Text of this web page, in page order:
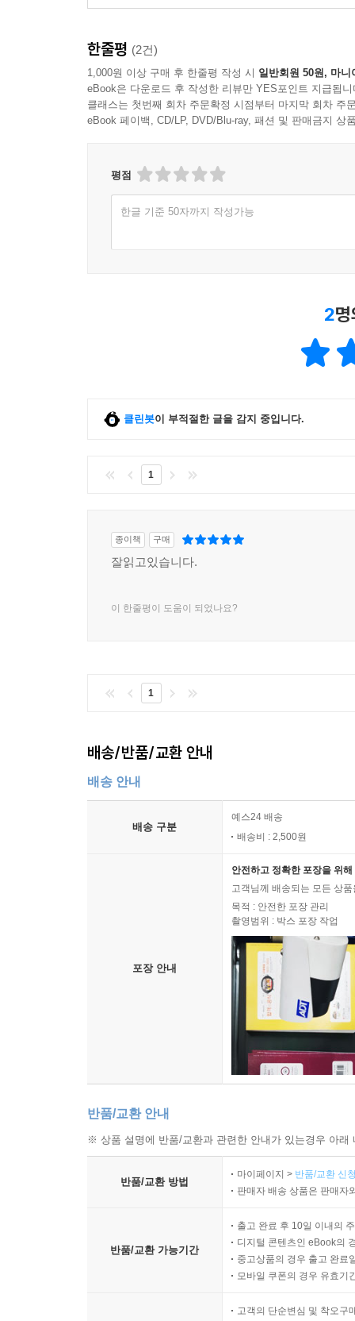
10년 전에는 해외 교과서나 세계지도에 ‘동해’가
만들어 낼 수 있을 것이다. 그 과정을 살아가는 청
한줄평 (2건)
1,000원 이상 구매 후 한줄평 작성 시 일반회원 50원, 마니
eBook은 다운로드 후 작성한 리뷰만 YES포인트 지급됩니
클래스는 첫번째 회차 주문확정 시점부터 마지막 회차 주
eBook 페이백, CD/LP, DVD/Blu-ray, 패션 및 판매금지 상
평점
한글 기준 50자까지 작성가능
2
클린봇이 부적절한 글을 감지 중입니다.
1
종이책 구매
잘읽고있습니다.
이 한줄평이 도움이 되었나요?
1
배송/반품/교환 안내
배송 안내
배송 구분
예스24 배송
배송비 : 2,500원
포장 안내
안전하고 정확한 포장을 위
고객님께 배송되는 모든 상
목적 : 안전한 포장 관리
촬영범위 : 박스 포장 작업
반품/교환 안내
※ 상품 설명에 반품/교환과 관련한 안내가 있는경우 아
반품/교환 방법
마이페이지 > 반품/교환 신
판매자 배송 상품은 판매자
반품/교환 가능기간
출고 완료 후 10일 이내의
디지털 콘텐츠인 eBook의
중고상품의 경우 출고 완료
모바일 쿠폰의 경우 유효기
고객의 단순변심 및 착오구